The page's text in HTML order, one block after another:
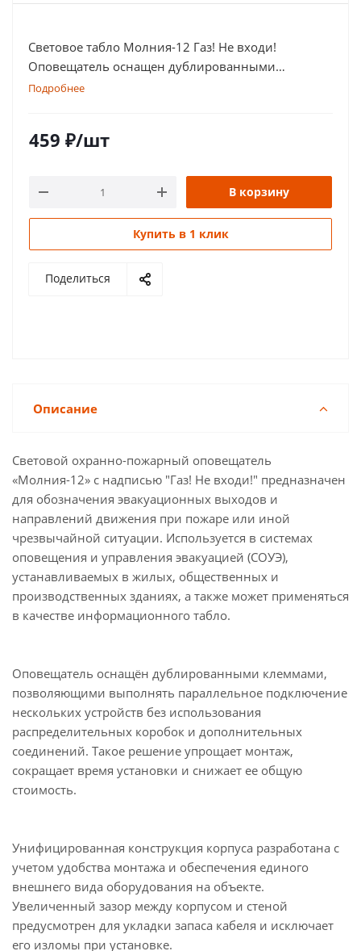
Световое табло Молния-12 Газ! Не входи!
Оповещатель оснащен дублированными
клеммами
Подробнее
459 ₽/шт
В корзину
Купить в 1 клик
Поделиться
Описание
Световой охранно-пожарный оповещатель
«Молния-12» с надписью "Газ! Не входи!" предназначен
для обозначения эвакуационных выходов и
направлений движения при пожаре или иной
чрезвычайной ситуации. Используется в системах
оповещения и управления эвакуацией (СОУЭ),
устанавливаемых в жилых, общественных и
производственных зданиях, а также может применяться
в качестве информационного табло.
Оповещатель оснащён дублированными клеммами,
позволяющими выполнять параллельное подключение
нескольких устройств без использования
распределительных коробок и дополнительных
соединений. Такое решение упрощает монтаж,
сокращает время установки и снижает ее общую
стоимость.
Унифицированная конструкция корпуса разработана с
учетом удобства монтажа и обеспечения единого
внешнего вида оборудования на объекте.
Увеличенный зазор между корпусом и стеной
предусмотрен для укладки запаса кабеля и исключает
его изломы при установке.